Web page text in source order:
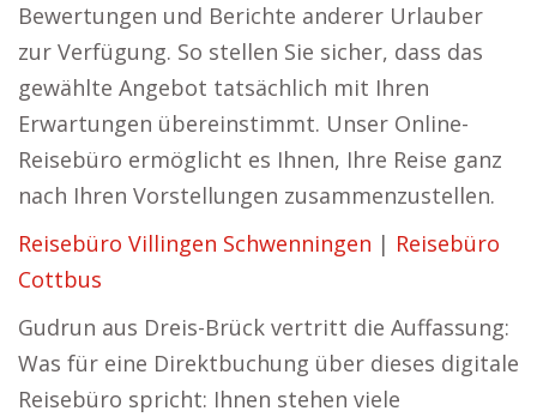
Bewertungen und Berichte anderer Urlauber
zur Verfügung. So stellen Sie sicher, dass das
gewählte Angebot tatsächlich mit Ihren
Erwartungen übereinstimmt. Unser Online-
Reisebüro ermöglicht es Ihnen, Ihre Reise ganz
nach Ihren Vorstellungen zusammenzustellen.
Reisebüro Villingen Schwenningen | Reisebüro
Cottbus
Gudrun aus Dreis-Brück vertritt die Auffassung:
Was für eine Direktbuchung über dieses digitale
Reisebüro spricht: Ihnen stehen viele